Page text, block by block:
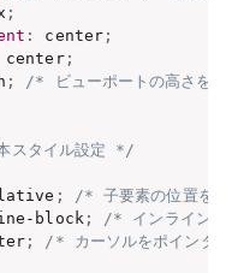
;
: center ;
center;
;
/* ビューポートの高さを
スタイル設定 */
;
/* 子要素の位置を
block ;
/* インライン
;
/* カーソルをポイン